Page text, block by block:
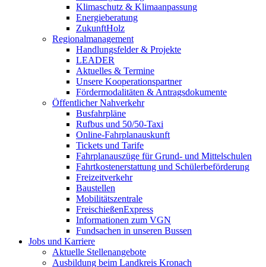
Klimaschutz & Klimaanpassung
Energieberatung
ZukunftHolz
Regionalmanagement
Handlungsfelder & Projekte
LEADER
Aktuelles & Termine
Unsere Kooperationspartner
Fördermodalitäten & Antragsdokumente
Öffentlicher Nahverkehr
Busfahrpläne
Rufbus und 50/50-Taxi
Online-Fahrplanauskunft
Tickets und Tarife
Fahrplanauszüge für Grund- und Mittelschulen
Fahrtkostenerstattung und Schülerbeförderung
Freizeitverkehr
Baustellen
Mobilitätszentrale
FreischießenExpress
Informationen zum VGN
Fundsachen in unseren Bussen
Jobs und Karriere
Aktuelle Stellenangebote
Ausbildung beim Landkreis Kronach